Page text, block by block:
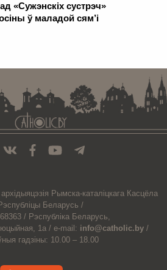
«Сужэнскіх сустрэч»
ў маладой сям’і
архiдыяцэзiя Рымска-каталіцкага Касцёла
Беларусь /
/ Рэспубліка Беларусь,
1а / e-mail: info@catholic.by /
гадзіны: 10.00 – 18.00